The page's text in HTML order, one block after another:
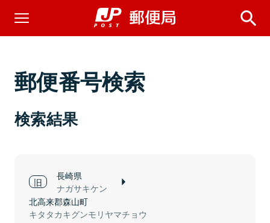
郵便番号検索
検索結果
長崎県
ナガサキケン
北高来郡森山町
キタタカキグンモリヤマチョウ